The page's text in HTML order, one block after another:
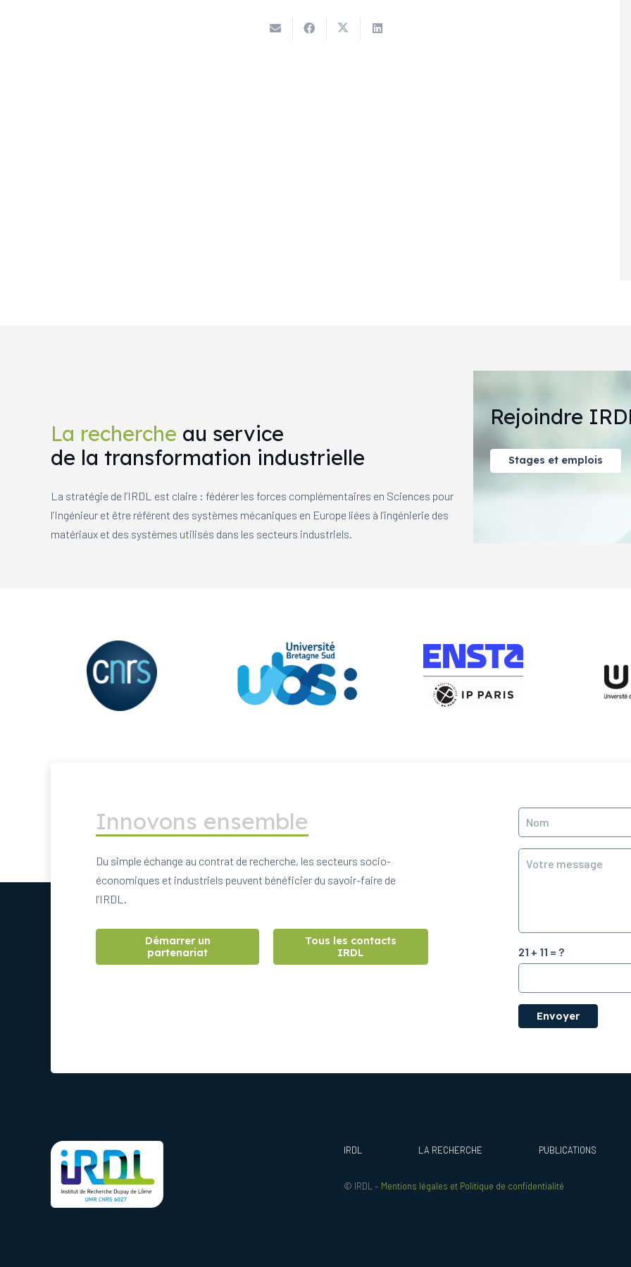
La recherche au service
de la transformation industrielle
La stratégie de l’IRDL est claire : fédérer les forces complémentaires en Sciences pour
l’Ingénieur et être référent des systèmes mécaniques en Europe liées à l’ingénierie des
matériaux et des systèmes utilisés dans les secteurs industriels.
Rejoindre
Stages et emplois
Innovons ensemble
Du simple échange au contrat de recherche, les secteurs socio-
économiques et industriels peuvent bénéficier du savoir-faire de
l’IRDL.
Démarrer un
partenariat
Tous les contacts
IRDL
21 + 11 = ?
Envoyer
IRDL LA RECHERCHE PUBLICATIONS
© IRDL – Mentions légales et Politique de confidentialité